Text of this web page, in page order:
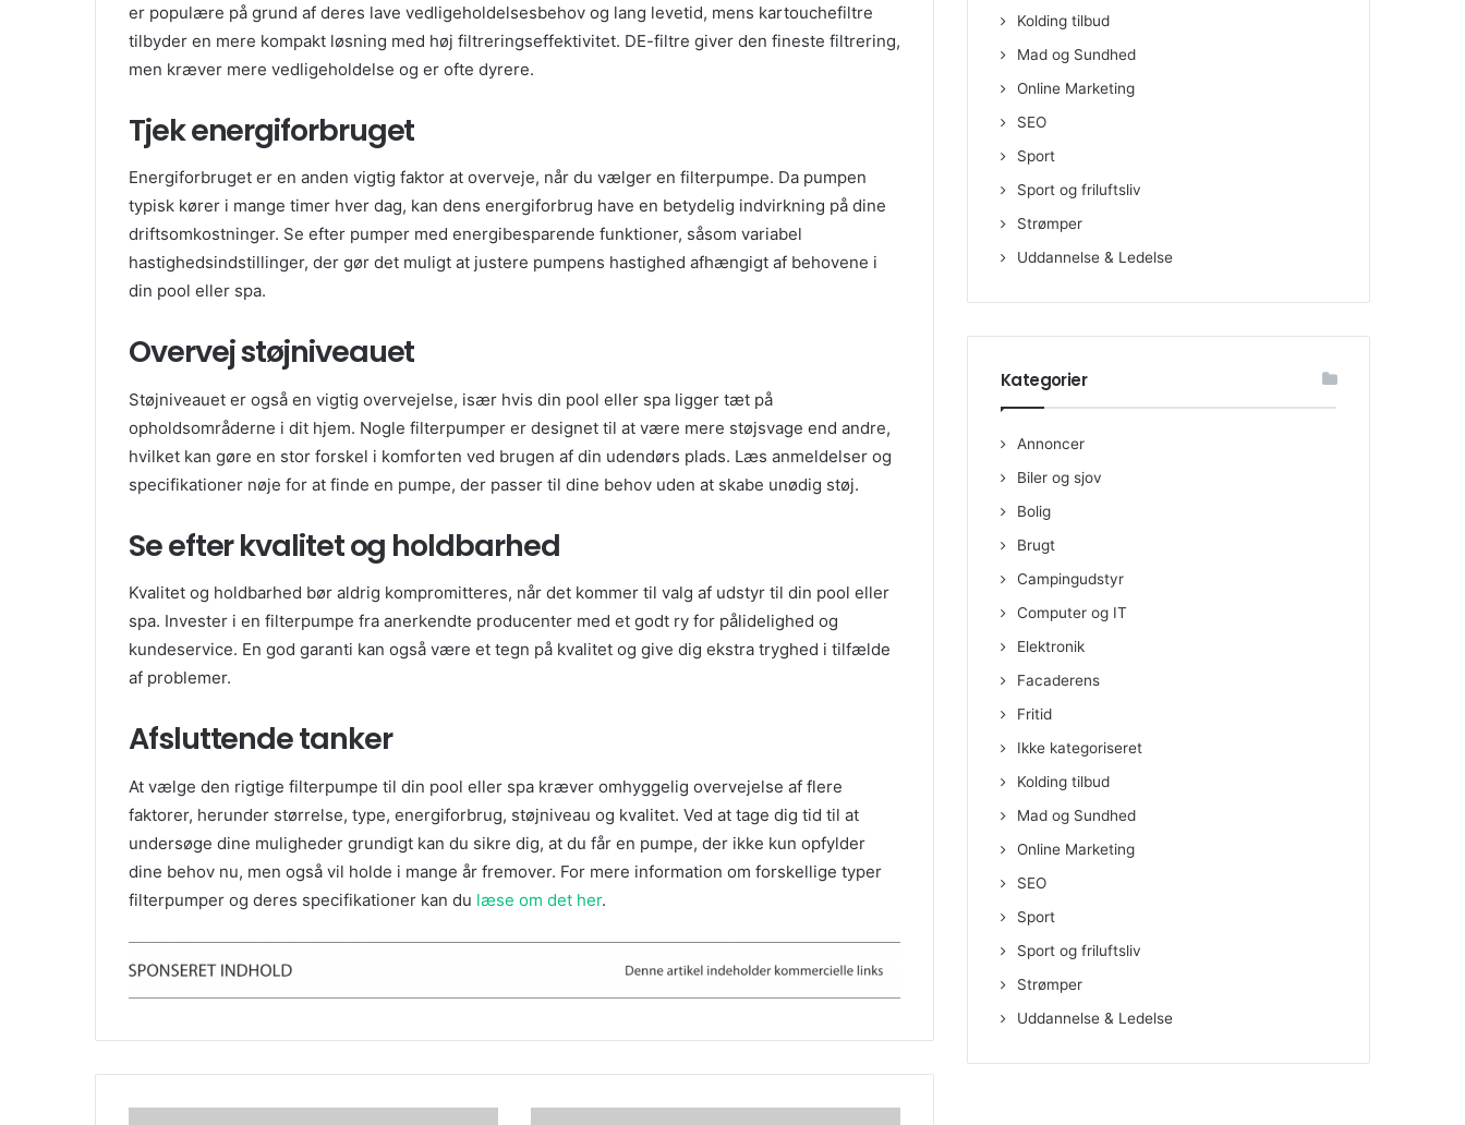
er populære på grund af deres lave vedligeholdelsesbehov og lang levetid, mens kartouchefiltre
tilbyder en mere kompakt løsning med høj filtreringseffektivitet. DE-filtre giver den fineste filtrering,
men kræver mere vedligeholdelse og er ofte dyrere.
Tjek energiforbruget
Energiforbruget er en anden vigtig faktor at overveje, når du vælger en filterpumpe. Da pumpen
typisk kører i mange timer hver dag, kan dens energiforbrug have en betydelig indvirkning på dine
driftsomkostninger. Se efter pumper med energibesparende funktioner, såsom variabel
hastighedsindstillinger, der gør det muligt at justere pumpens hastighed afhængigt af behovene i
din pool eller spa.
Overvej støjniveauet
Støjniveauet er også en vigtig overvejelse, især hvis din pool eller spa ligger tæt på
opholdsområderne i dit hjem. Nogle filterpumper er designet til at være mere støjsvage end andre,
hvilket kan gøre en stor forskel i komforten ved brugen af din udendørs plads. Læs anmeldelser og
specifikationer nøje for at finde en pumpe, der passer til dine behov uden at skabe unødig støj.
Se efter kvalitet og holdbarhed
Kvalitet og holdbarhed bør aldrig kompromitteres, når det kommer til valg af udstyr til din pool eller
spa. Invester i en filterpumpe fra anerkendte producenter med et godt ry for pålidelighed og
kundeservice. En god garanti kan også være et tegn på kvalitet og give dig ekstra tryghed i tilfælde
af problemer.
Afsluttende tanker
At vælge den rigtige filterpumpe til din pool eller spa kræver omhyggelig overvejelse af flere
faktorer, herunder størrelse, type, energiforbrug, støjniveau og kvalitet. Ved at tage dig tid til at
undersøge dine muligheder grundigt kan du sikre dig, at du får en pumpe, der ikke kun opfylder
dine behov nu, men også vil holde i mange år fremover. For mere information om forskellige typer
filterpumper og deres specifikationer kan du læse om det her.
Kolding tilbud
Mad og Sundhed
Online Marketing
SEO
Sport
Sport og friluftsliv
Strømper
Uddannelse & Ledelse
Kategorier
Annoncer
Biler og sjov
Bolig
Brugt
Campingudstyr
Computer og IT
Elektronik
Facaderens
Fritid
Ikke kategoriseret
Kolding tilbud
Mad og Sundhed
Online Marketing
SEO
Sport
Sport og friluftsliv
Strømper
Uddannelse & Ledelse